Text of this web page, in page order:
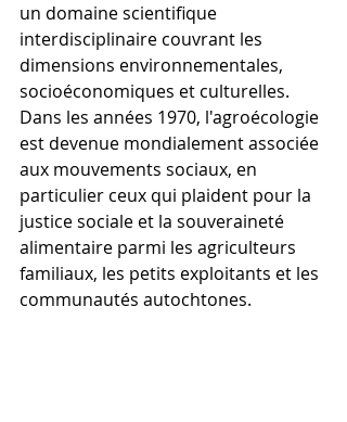
un domaine scientifique
interdisciplinaire couvrant les
dimensions environnementales,
socioéconomiques et culturelles.
Dans les années 1970, l'agroécologie
est devenue mondialement associée
aux mouvements sociaux, en
particulier ceux qui plaident pour la
justice sociale et la souveraineté
alimentaire parmi les agriculteurs
familiaux, les petits exploitants et les
communautés autochtones.